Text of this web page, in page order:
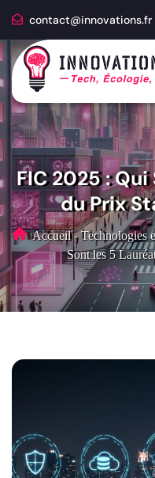
contact@innovations.fr
FIC 2025 :
du Prix
Accueil - Technologies
Sont les 5